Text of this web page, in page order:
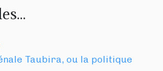
Taubira, ou la politique